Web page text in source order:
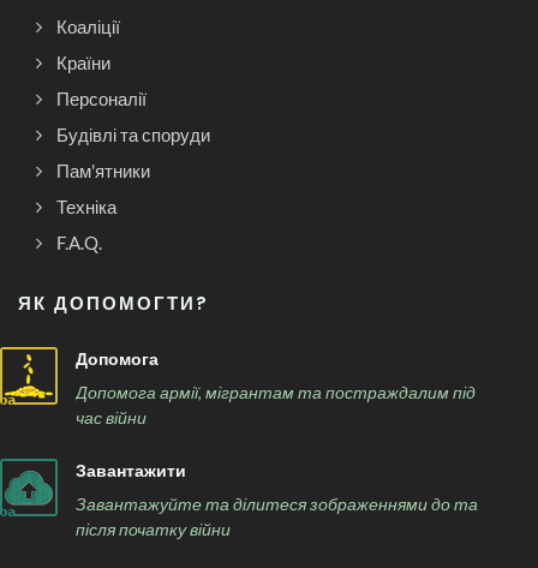
Коаліції
Країни
Персоналії
Будівлі та споруди
Пам'ятники
Техніка
F.A.Q.
ЯК ДОПОМОГТИ?
Допомога
Допомога армії, мігрантам та постраждалим під
час війни
Завантажити
Завантажуйте та ділитеся зображеннями до та
після початку війни